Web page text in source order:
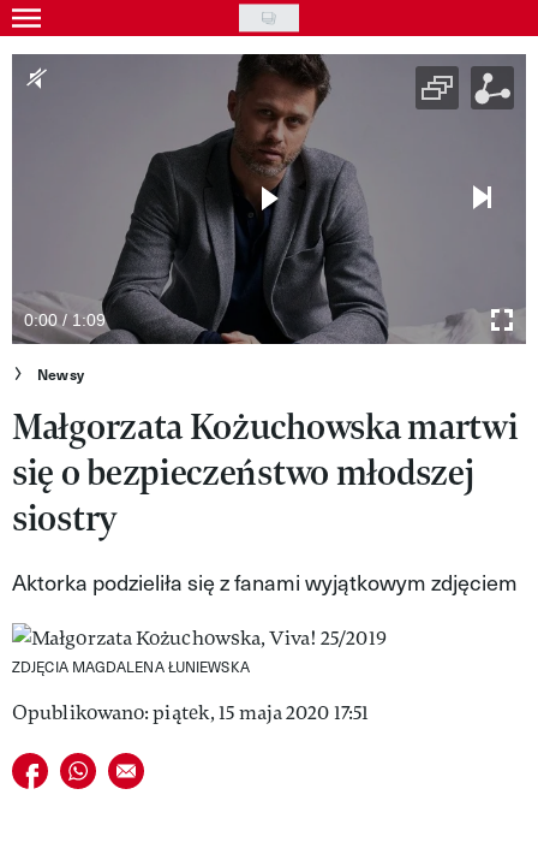
Skip
to
main
Gwiazdy
Kultura
Wideo
Nasze akcje
VIVA!ART
VIVA!MODA
VIVA!PEOPLE POWER
VIVA!ITAKA
MAGAZYN VIVA!
0:00 / 1:09
Newsy
Małgorzata Kożuchowska martwi
się o bezpieczeństwo młodszej
siostry
Aktorka podzieliła się z fanami wyjątkowym zdjęciem
ZDJĘCIA MAGDALENA ŁUNIEWSKA
Opublikowano: piątek, 15 maja 2020 17:51
Udostępnij na facebook
Udostępnij na whatsapp
E-mail do przyjaciela